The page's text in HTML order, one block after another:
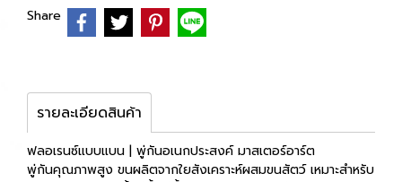
Share
รายละเอียดสินค้า
ฟลอเรนซ์แบบแบน | พู่กันอเนกประสงค์ มาสเตอร์อาร์ต
พู่กันคุณภาพสูง ขนผลิตจากใยสังเคราะห์ผสมขนสัตว์ เหมาะสำหรับ